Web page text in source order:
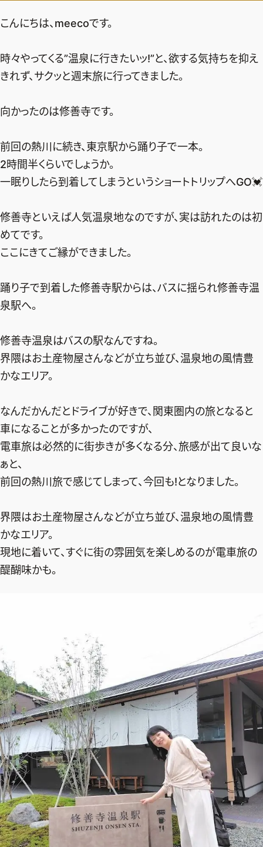
エクラプレミアム通販
売れ筋ランキング
イーバイエクラ
FOLLOW US
ファッション、ライフスタイル、
編集部から届くメールマガジン、
会員限定プレゼントや特別イベントへの応募など
特典が満載！
こんにちは、meecoです。
時々やってくる”温泉に行きたいッ!”と、欲する気持ちを抑え
きれず、サクッと週末旅に行ってきました。
向かったのは修善寺です。
前回の熱川に続き、東京駅から踊り子で一本。
2時間半くらいでしょうか。
一眠りしたら到着してしまうというショートトリップへGO💓
修善寺といえば人気温泉地なのですが、実は訪れたのは初
めてです。
ここにきてご縁ができました。
踊り子で到着した修善寺駅からは、バスに揺られ修善寺温
泉駅へ。
修善寺温泉はバスの駅なんですね。
界隈はお土産物屋さんなどが立ち並び、温泉地の風情豊
かなエリア。
なんだかんだとドライブが好きで、関東圏内の旅となると
車になることが多かったのですが、
電車旅は必然的に街歩きが多くなる分、旅感が出て良いな
ぁと、
前回の熱川旅で感じてしまって、今回も!となりました。
界隈はお土産物屋さんなどが立ち並び、温泉地の風情豊
かなエリア。
現地に着いて、すぐに街の雰囲気を楽しめるのが電車旅の
醍醐味かも。